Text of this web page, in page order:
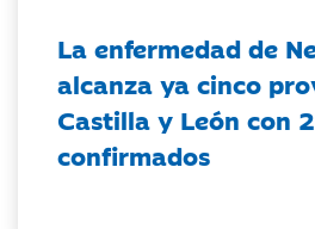
La enfermedad de
alcanza ya cinco
Castilla y León con
confirmados